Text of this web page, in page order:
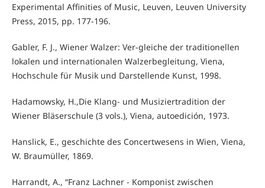
Experimental Affinities of Music, Leuven, Leuven University
Press, 2015, pp. 177-196.
Gabler, F. J., Wiener Walzer: Ver-gleiche der traditionellen
lokalen und internationalen Walzerbegleitung, Viena,
Hochschule für Musik und Darstellende Kunst, 1998.
Hadamowsky, H.,Die Klang- und Musiziertradition der
Wiener Bläserschule (3 vols.), Viena, autoedición, 1973.
Hanslick, E., geschichte des Concertwesens in Wien, Viena,
W. Braumüller, 1869.
Harrandt, A., “Franz Lachner - Komponist zwischen